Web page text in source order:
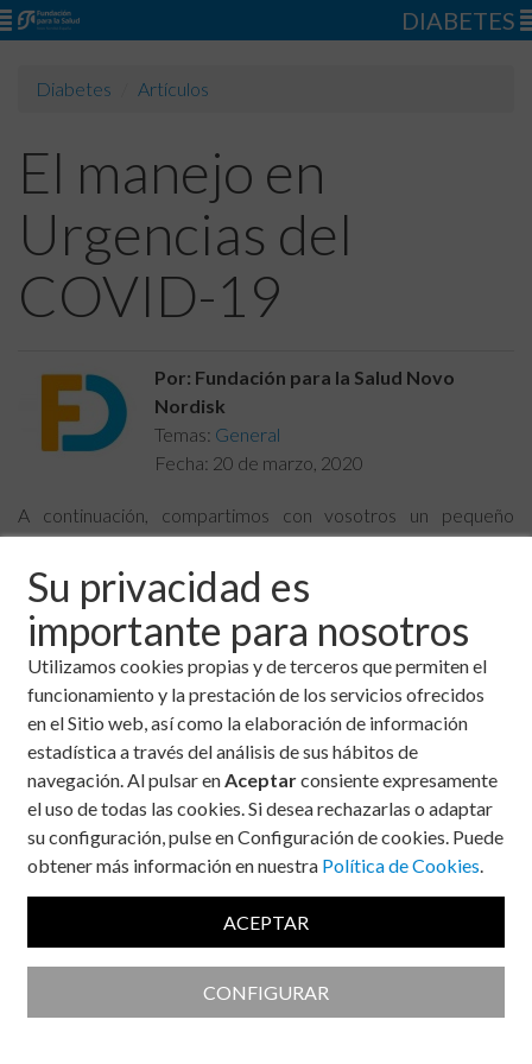
Su privacidad es
importante para nosotros
Utilizamos cookies propias y de terceros que permiten el
funcionamiento y la prestación de los servicios ofrecidos
en el Sitio web, así como la elaboración de información
estadística a través del análisis de sus hábitos de
navegación. Al pulsar enAceptarconsiente expresamente
el uso de todas las cookies. Si desea rechazarlas o adaptar
su configuración, pulse en Configuración de cookies. Puede
obtener más información en nuestra Política de Cookies.
ACEPTAR
CONFIGURAR
DIABETES
Diabetes Artículos
El manejo en
Urgencias del
COVID-19
Por: Fundación para la Salud Novo
Nordisk
Temas: General
Fecha: 20 de marzo, 2020
A continuación, compartimos con vosotros un pequeño
resumen del Documento técnico “Manejo en urgencias del
COVID-19”, elaborado por diversas sociedades médicas y de
enfermería en coordinación con el Ministerio de Sanidad, con
el objetivo de establecer protocolos comunes en la lucha
contra el COVID-19 en los servicios hospitalarios de
urgencias.
Admisión y triaje
Las técnicas habituales de triaje en urgencias
hospitalarias suponen un riesgo de contagio en el caso
de COVID-19. Por ello, se ha optado por desdoblar el
triaje en 2 circuitos: uncircuito generalpara pacientes
para pacientes con sintomatología respiratoria (al cual